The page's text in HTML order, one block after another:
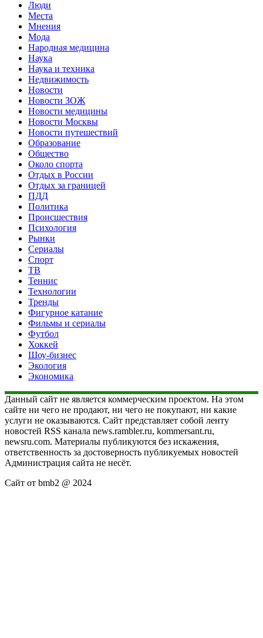
Люди
Места
Мнения
Мода
Народная медицина
Наука
Наука и техника
Недвижимость
Новости
Новости ЗОЖ
Новости медицины
Новости Москвы
Новости путешествий
Образование
Общество
Около спорта
Отдых в России
Отдых за границей
ПДД
Политика
Происшествия
Психология
Рынки
Сериалы
Спорт
ТВ
Теннис
Технологии
Тренды
Фигурное катание
Фильмы и сериалы
Футбол
Хоккей
Шоу-бизнес
Экология
Экономика
Данный сайт не является коммерческим проектом. На этом
сайте ни чего не продают, ни чего не покупают, ни какие
услуги не оказываются. Сайт представляет собой ленту
новостей RSS канала news.rambler.ru, kommersant.ru,
newsru.com. Материалы публикуются без искажения,
ответственность за достоверность публикуемых новостей
Администрация сайта не несёт.
Сайт от bmb2 @ 2024